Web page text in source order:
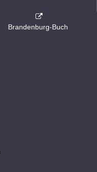
Brandenburg-Buch